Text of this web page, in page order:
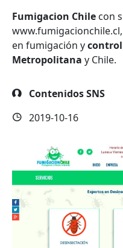
Fumigacion Chile con
en fumigación ycontrol
Metropolitana y Chile.
Contenidos SNS
2019-10-16